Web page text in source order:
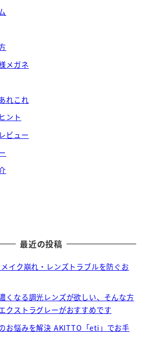
メガネ
れこれ
ント
ビュー
最近の投稿
イク崩れ・レンズトラブルを防ぐお
くなる調光レンズが欲しい、そんな方
クストラグレーがおすすめです
お悩みを解決 AKITTO「eti」でお手